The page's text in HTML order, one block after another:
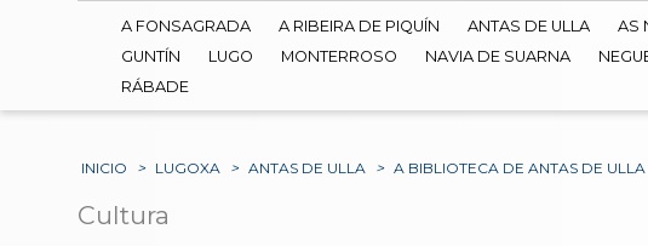
A FONSAGRADA A RIBEIRA DE PIQUÍN ANTAS DE ULLA AS
GUNTÍN
LUGO MONTERROSO NAVIA DE SUARNA
RÁBADE
INICIO > LUGOXA > ANTAS DE ULLA > A BIBLIOTECA DE ANTAS DE
Cultura